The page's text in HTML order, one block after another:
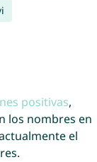
positivas,
los nombres en
el